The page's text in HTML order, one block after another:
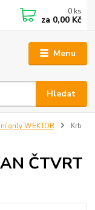
Menu
Hledat
0 ks
za 0,00 Kč
grily WEKTOR
Krb
ČTVRT